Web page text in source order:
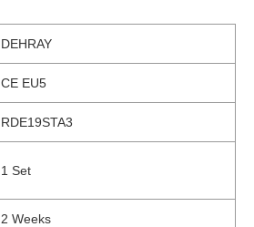
DEHRAY
CE EU5
RDE19STA3
1 Set
2 Weeks